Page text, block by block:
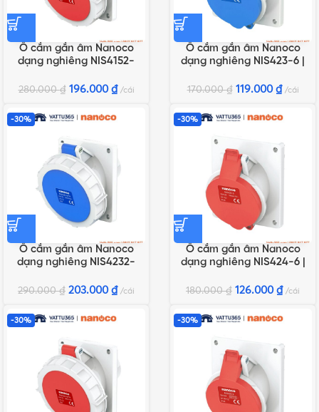
Ổ cắm gắn âm Nanoco
dạng nghiêng NIS4152-
280.000₫ 196.000 ₫ cái
Ổ cắm gắn âm Nanoco
dạng nghiêng NIS423-6 |
170.000₫ 119.000 ₫ cái
-30%
Ổ cắm gắn âm Nanoco
dạng nghiêng NIS4232-
290.000₫ 203.000 ₫ cái
-30%
Ổ cắm gắn âm Nanoco
dạng nghiêng NIS424-6 |
180.000₫ 126.000 ₫ cái
-30% -30%